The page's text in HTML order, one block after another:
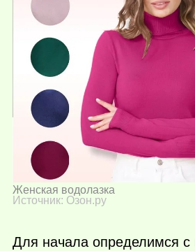
Женская водолазка
Источник: Озон.ру
Для начала определимся с